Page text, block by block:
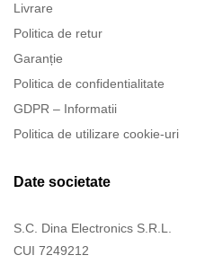
Livrare
Politica de retur
Garanție
Politica de confidentialitate
GDPR – Informatii
Politica de utilizare cookie-uri
Date societate
S.C. Dina Electronics S.R.L.
CUI 7249212